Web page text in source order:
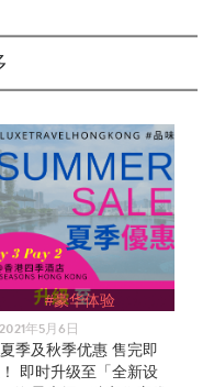
#豪华体验
2021年5月6日
季及秋季优惠 售完即
即时升级至「全新设